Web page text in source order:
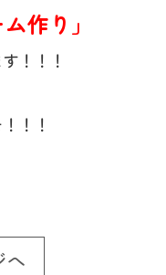
作り」
！！！
！！
へ